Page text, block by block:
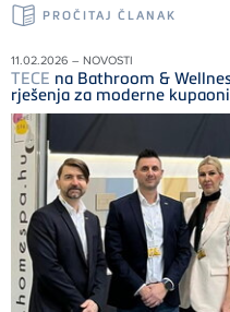
PROČITAJ ČLANAK
11.02.2026 – NOVOSTI
TECE na Bathroom &
rješenja za moderne